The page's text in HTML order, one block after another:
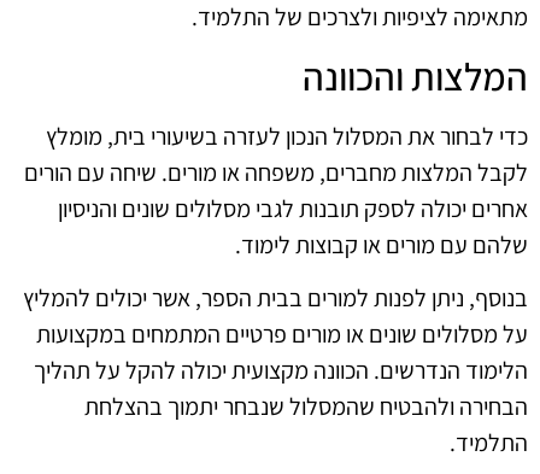
מתאימה לציפיות ולצרכים של התלמיד.
המלצות והכוונה
כדי לבחור את המסלול הנכון לעזרה בשיעורי בית, מומלץ
לקבל המלצות מחברים, משפחה או מורים. שיחה עם הורים
אחרים יכולה לספק תובנות לגבי מסלולים שונים והניסיון
שלהם עם מורים או קבוצות לימוד.
בנוסף, ניתן לפנות למורים בבית הספר, אשר יכולים להמליץ
על מסלולים שונים או מורים פרטיים המתמחים במקצועות
הלימוד הנדרשים. הכוונה מקצועית יכולה להקל על תהליך
הבחירה ולהבטיח שהמסלול שנבחר יתמוך בהצלחת
התלמיד.